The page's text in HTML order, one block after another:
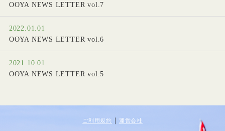
OOYA NEWS LETTER vol.7
2022.01.01
OOYA NEWS LETTER vol.6
2021.10.01
OOYA NEWS LETTER vol.5
ご利用規約 ｜ 運営会社